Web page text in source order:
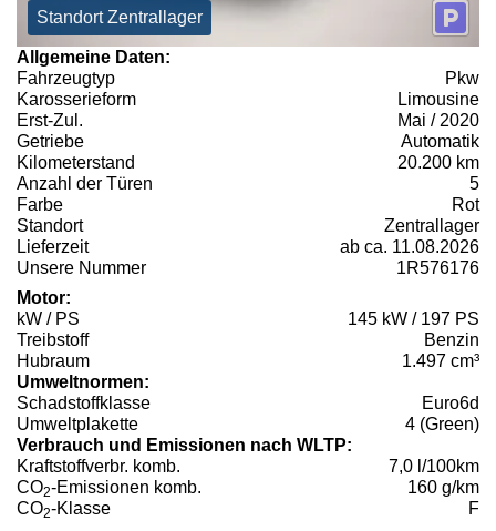
Standort Zentrallager
Allgemeine Daten:
Fahrzeugtyp
Pkw
Karosserieform
Limousine
Erst-Zul.
Mai / 2020
Getriebe
Automatik
Kilometerstand
20.200 km
Anzahl der Türen
5
Farbe
Rot
Standort
Zentrallager
Lieferzeit
ab ca. 11.08.2026
Unsere Nummer
1R576176
Motor:
kW / PS
145 kW / 197 PS
Treibstoff
Benzin
Hubraum
1.497 cm³
Umweltnormen:
Schadstoffklasse
Euro6d
Umweltplakette
4 (Green)
Verbrauch und Emissionen nach WLTP:
Kraftstoffverbr. komb.
7,0 l/100km
CO2-Emissionen komb.
160 g/km
CO2-Klasse F